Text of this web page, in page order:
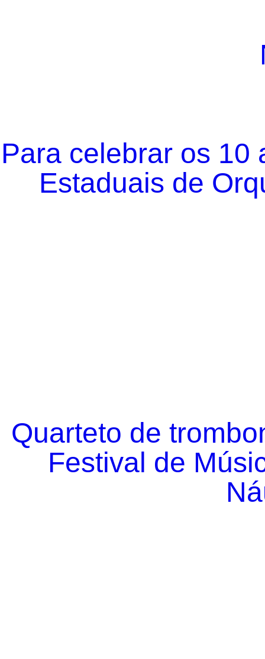
Para celebrar os 10
Estaduais de
Quarteto de
Festival de